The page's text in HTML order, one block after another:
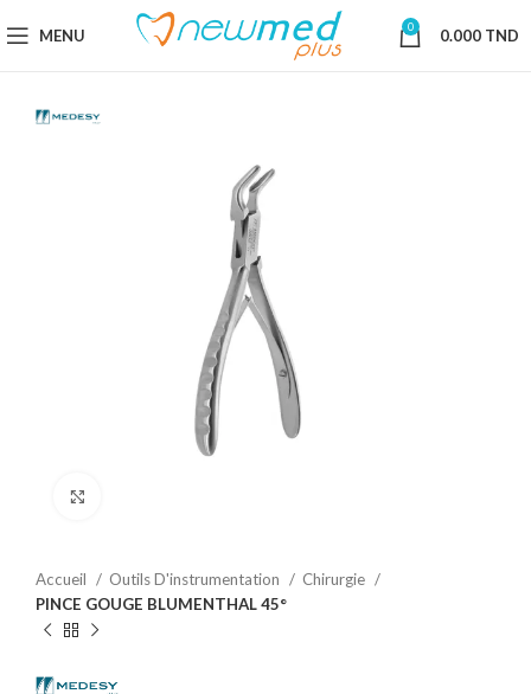
MENU 0 0.000 TND
Accueil Outils D'instrumentation
Chirurgie
PINCE GOUGE BLUMENTHAL 45°